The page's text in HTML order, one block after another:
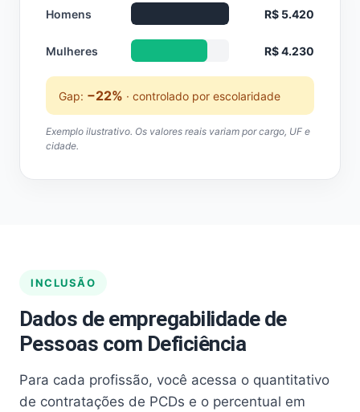
Homens R$ 5.420
Mulheres R$ 4.230
Gap: −22% · controlado por escolaridade
Exemplo ilustrativo. Os valores reais variam por cargo, UF e
cidade.
INCLUSÃO
Dados de empregabilidade de
Pessoas com Deficiência
Para cada profissão, você acessa o quantitativo
de contratações de PCDs e o percentual em